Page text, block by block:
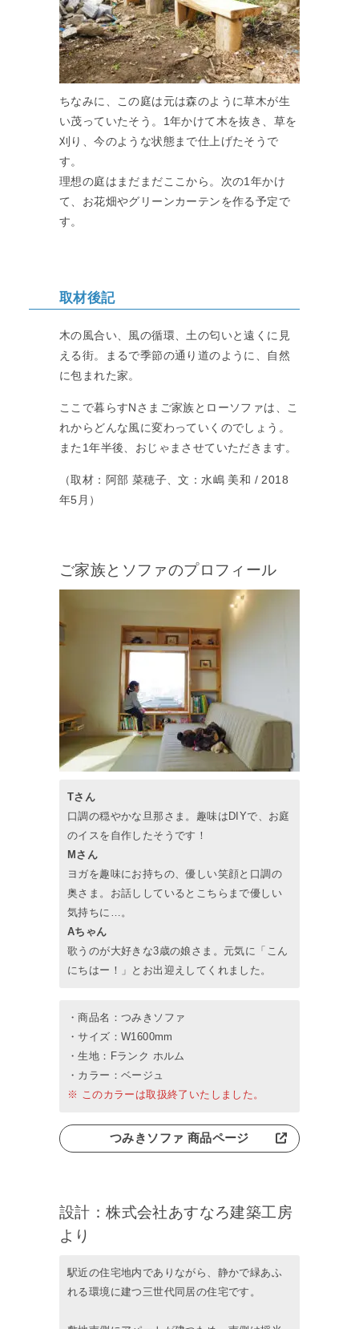
ちなみに、この庭は元は森のように草木が生
い茂っていたそう。1年かけて木を抜き、草を
刈り、今のような状態まで仕上げたそうで
す。
理想の庭はまだまだここから。次の1年かけ
て、お花畑やグリーンカーテンを作る予定で
す。
取材後記
木の風合い、風の循環、土の匂いと遠くに見
える街。まるで季節の通り道のように、自然
に包まれた家。
ここで暮らすNさまご家族とローソファは、こ
れからどんな風に変わっていくのでしょう。
また1年半後、おじゃまさせていただきます。
（取材：阿部 菜穂子、文：水嶋 美和 / 2018
年5月）
ご家族とソファのプロフィール
Tさん
口調の穏やかな旦那さま。趣味はDIYで、お庭
のイスを自作したそうです！
Mさん
ヨガを趣味にお持ちの、優しい笑顔と口調の
奥さま。お話ししているとこちらまで優しい
気持ちに…。
Aちゃん
歌うのが大好きな3歳の娘さま。元気に「こん
にちはー！」とお出迎えしてくれました。
・商品名：つみきソファ
・サイズ：W1600mm
・生地：Fランク ホルム
・カラー：ベージュ
※ このカラーは取扱終了いたしました。
つみきソファ 商品ページ
設計：株式会社あすなろ建築工房
より
駅近の住宅地内でありながら、静かで緑あふ
れる環境に建つ三世代同居の住宅です。